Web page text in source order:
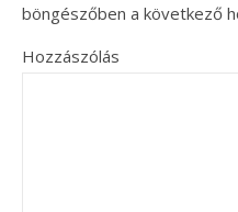
böngészőben a következő
Hozzászólás